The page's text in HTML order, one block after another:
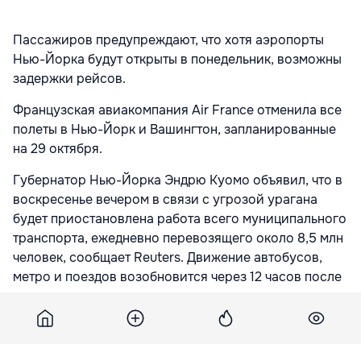
Пассажиров предупреждают, что хотя аэропорты
Нью-Йорка будут открыты в понедельник, возможны
задержки рейсов.
Французская авиакомпания Air France отменила все
полеты в Нью-Йорк и Вашингтон, запланированные
на 29 октября.
Губернатор Нью-Йорка Эндрю Куомо объявил, что в
воскресенье вечером в связи с угрозой урагана
будет приостановлена работа всего муниципального
транспорта, ежедневно перевозящего около 8,5 млн
человек, сообщает Reuters. Движение автобусов,
метро и поездов возобновится через 12 часов после
Представители Нью-йорской фондовой биржи